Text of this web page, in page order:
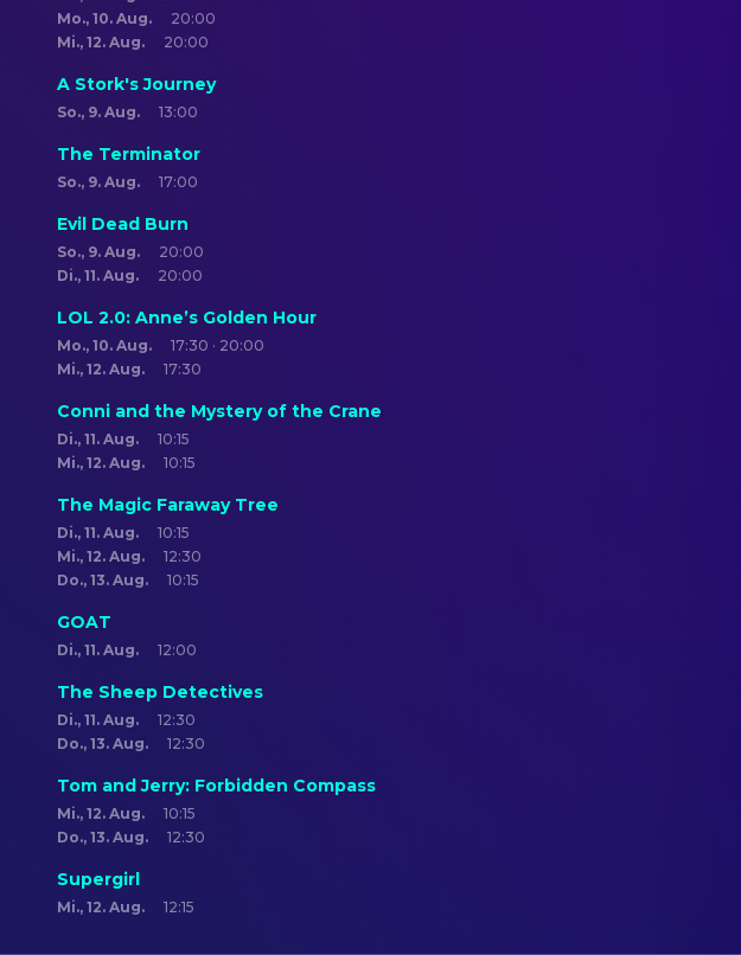
Mo., 10. Aug.
20:00
Mi., 12. Aug.
20:00
A Stork's Journey
So., 9. Aug. 13:00
The Terminator
So., 9. Aug. 17:00
Evil Dead Burn
So., 9. Aug.
20:00
Di., 11. Aug.
20:00
LOL 2.0: Anne’s Golden Hour
Mo., 10. Aug.
17:30 · 20:00
Mi., 12. Aug.
17:30
Conni and the Mystery of the Crane
Di., 11. Aug.
10:15
Mi., 12. Aug.
10:15
The Magic Faraway Tree
Di., 11. Aug.
10:15
Mi., 12. Aug.
12:30
Do., 13. Aug.
10:15
GOAT
Di., 11. Aug. 12:00
The Sheep Detectives
Di., 11. Aug.
12:30
Do., 13. Aug.
12:30
Tom and Jerry: Forbidden Compass
Mi., 12. Aug.
10:15
Do., 13. Aug.
12:30
Supergirl
Mi., 12. Aug. 12:15